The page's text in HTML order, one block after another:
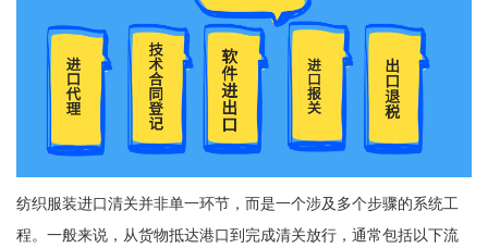
纺织服装进口清关并非单一环节，而是一个涉及多个步骤的系统工
程。一般来说，从货物抵达港口到完成清关放行，通常包括以下流